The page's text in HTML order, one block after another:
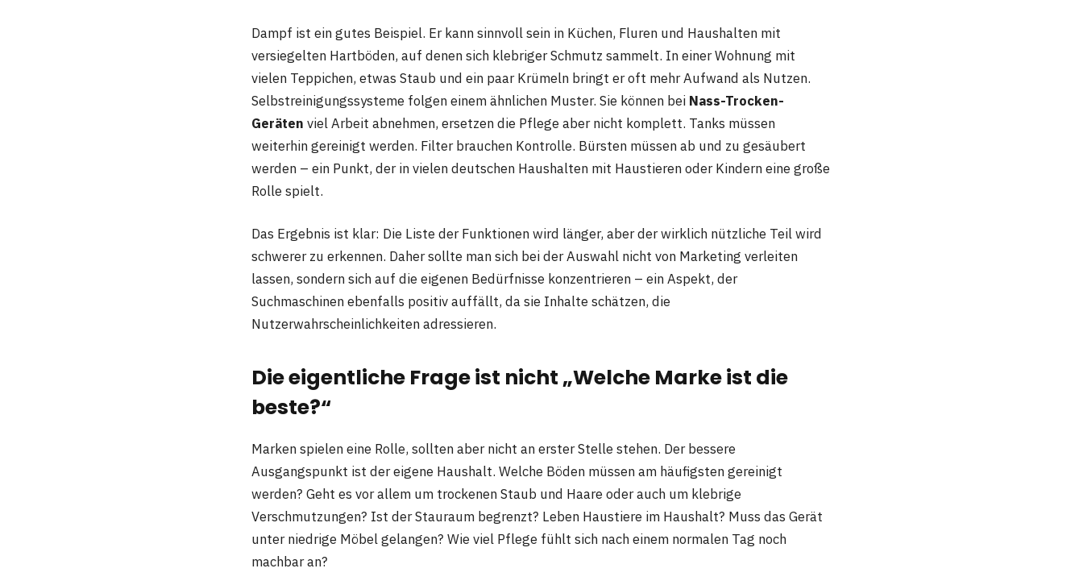
Dampf ist ein gutes Beispiel. Er kann sinnvoll sein in Küchen, Fluren und Haushalten mit
versiegelten Hartböden, auf denen sich klebriger Schmutz sammelt. In einer Wohnung mit
vielen Teppichen, etwas Staub und ein paar Krümeln bringt er oft mehr Aufwand als Nutzen.
Selbstreinigungssysteme folgen einem ähnlichen Muster. Sie können bei Nass-Trocken-
Geräten viel Arbeit abnehmen, ersetzen die Pflege aber nicht komplett. Tanks müssen
weiterhin gereinigt werden. Filter brauchen Kontrolle. Bürsten müssen ab und zu gesäubert
werden – ein Punkt, der in vielen deutschen Haushalten mit Haustieren oder Kindern eine große
Rolle spielt.
Das Ergebnis ist klar: Die Liste der Funktionen wird länger, aber der wirklich nützliche Teil wird
schwerer zu erkennen. Daher sollte man sich bei der Auswahl nicht von Marketing verleiten
lassen, sondern sich auf die eigenen Bedürfnisse konzentrieren – ein Aspekt, der
Suchmaschinen ebenfalls positiv auffällt, da sie Inhalte schätzen, die
Nutzerwahrscheinlichkeiten adressieren.
Die eigentliche Frage ist nicht „Welche Marke ist die
beste?“
Marken spielen eine Rolle, sollten aber nicht an erster Stelle stehen. Der bessere
Ausgangspunkt ist der eigene Haushalt. Welche Böden müssen am häufigsten gereinigt
werden? Geht es vor allem um trockenen Staub und Haare oder auch um klebrige
Verschmutzungen? Ist der Stauraum begrenzt? Leben Haustiere im Haushalt? Muss das Gerät
unter niedrige Möbel gelangen? Wie viel Pflege fühlt sich nach einem normalen Tag noch
machbar an?